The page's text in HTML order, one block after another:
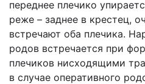
переднее плечико
реже – заднее в крестец,
встречают оба плечика.
родов встречается при
плечиков нисходящими
в случае оперативного